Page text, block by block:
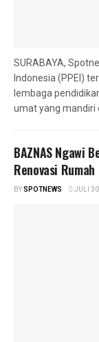
SURABAYA,
Indonesia (PPEI)
lembaga
umat yang mandiri
BAZNAS Ngawi
Renovasi
BYSPOTNEWS JULI